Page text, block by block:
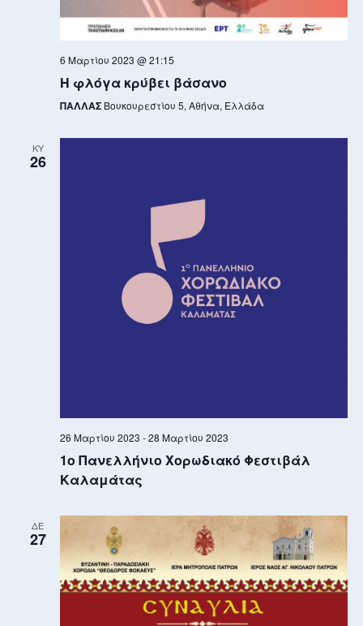
6 Μαρτίου 2023 @ 21:15
Η φλόγα κρύβει βάσανο
ΠΑΛΛΑΣ Βουκουρεστίου 5, Αθήνα, Ελλάδα
ΚΥ
26
26 Μαρτίου 2023 -28 Μαρτίου 2023
1ο Πανελλήνιο Χορωδιακό Φεστιβάλ
Καλαμάτας
ΔΕ
27